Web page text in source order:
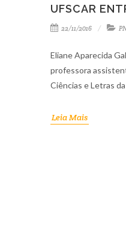
UFSCAR
22/11/2016
Eliane Aparecida
professora
Ciências e Letras da
Leia Mais